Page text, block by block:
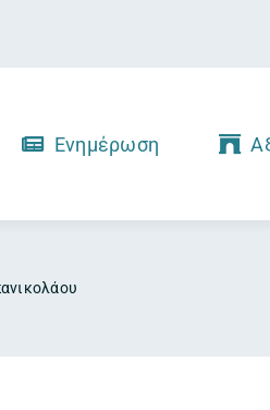
Ενημέρωση